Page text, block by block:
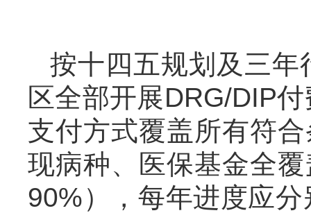
按十四五规划及三
区全部开展DRG/DIP
支付方式覆盖所有符
现病种、医保基金全
90%），每年进度应